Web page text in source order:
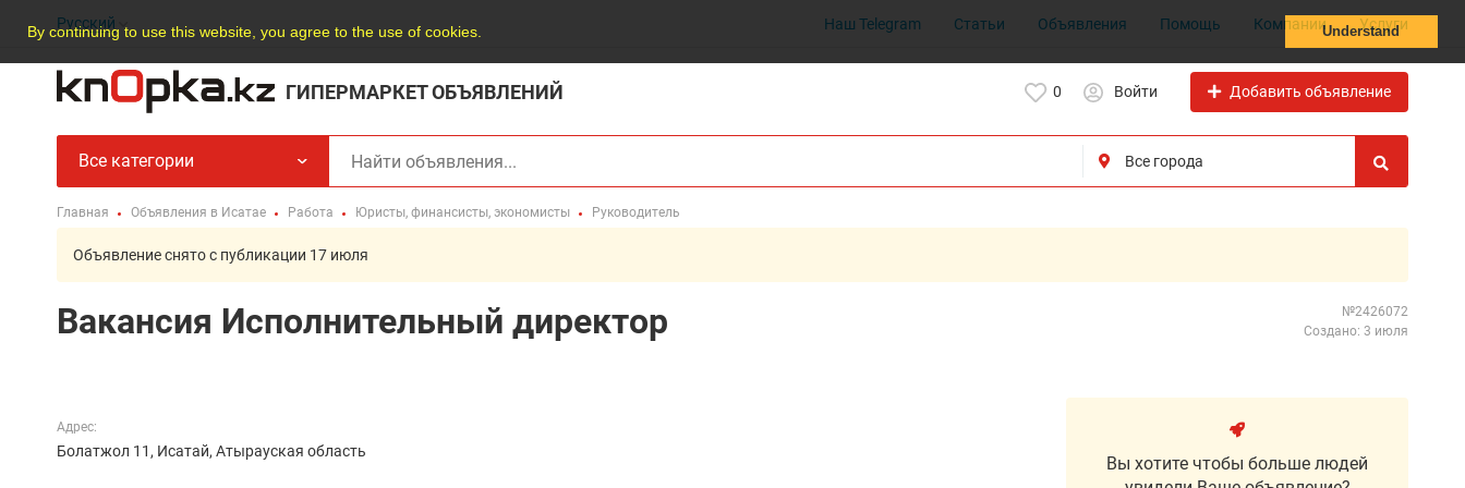
By continuing to use this website, you agree to the use of cookies. Understand
Русский Наш Telegram Статьи Объявления Помощь Компании Услуги
ГИПЕРМАРКЕТ ОБЪЯВЛЕНИЙ 0 Войти Добавить объявление
Все категории
Главная Объявления в Исатае Работа Юристы, финансисты, экономисты Руководитель
Объявление снято с публикации 17 июля
Вакансия Исполнительный директор
№2426072
Создано: 3 июля
Адрес:
Болатжол 11, Исатай, Атырауская область
Вы хотите чтобы больше людей